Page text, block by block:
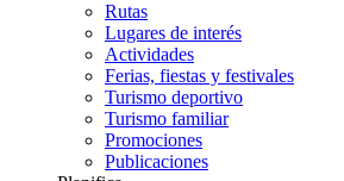
Rutas
Lugares de interés
Actividades
Ferias, fiestas y festivales
Turismo deportivo
Turismo familiar
Promociones
Publicaciones